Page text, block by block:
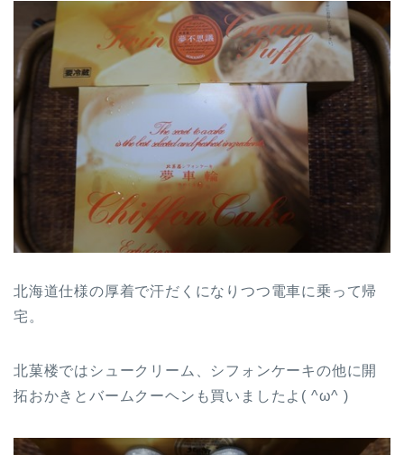
北海道仕様の厚着で汗だくになりつつ電車に乗って帰
宅。
北菓楼ではシュークリーム、シフォンケーキの他に開
拓おかきとバームクーヘンも買いましたよ( ^ω^ )